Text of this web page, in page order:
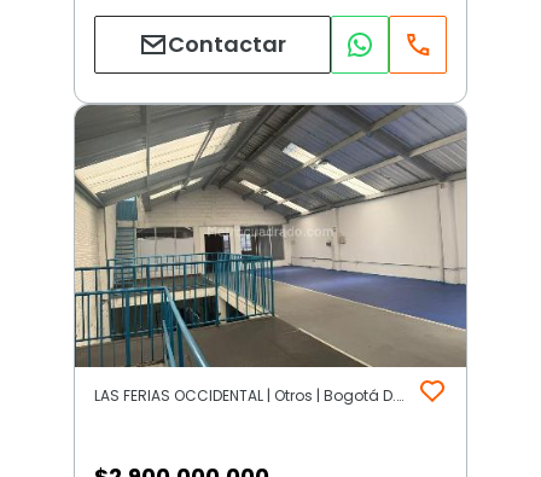
Contactar
LAS FERIAS OCCIDENTAL | Otros | Bogotá D.C.